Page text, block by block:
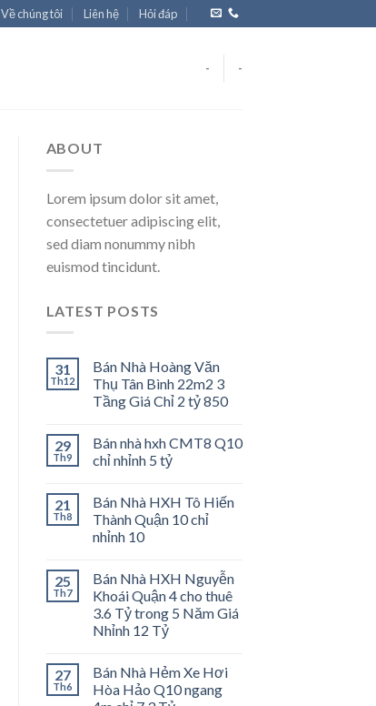
Về chúng tôi Liên hệ Hỏi đáp
- -
ABOUT
Lorem ipsum dolor sit amet,
consectetuer adipiscing elit,
sed diam nonummy nibh
euismod tincidunt.
LATEST POSTS
31
Th12
Bán Nhà Hoàng Văn
Thụ Tân Bình 22m2 3
Tầng Giá Chỉ 2 tỷ 850
29
Th9
Bán nhà hxh CMT8 Q10
chỉ nhỉnh 5 tỷ
21
Th8
Bán Nhà HXH Tô Hiến
Thành Quận 10 chỉ
nhỉnh 10
25
Th7
Bán Nhà HXH Nguyễn
Khoái Quận 4 cho thuê
3.6 Tỷ trong 5 Năm Giá
Nhỉnh 12 Tỷ
27
Th6
Bán Nhà Hẻm Xe Hơi
Hòa Hảo Q10 ngang